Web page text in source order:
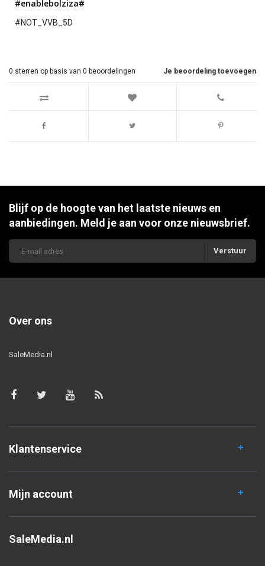
#enablebolziza#
#NOT_VVB_5D
Je beoordeling toevoegen
0 sterren op basis van 0 beoordelingen
Blijf op de hoogte van het laatste nieuws en
aanbiedingen. Meld je aan voor onze nieuwsbrief.
Verstuur
Over ons
SaleMedia.nl
Klantenservice
Mijn account
SaleMedia.nl